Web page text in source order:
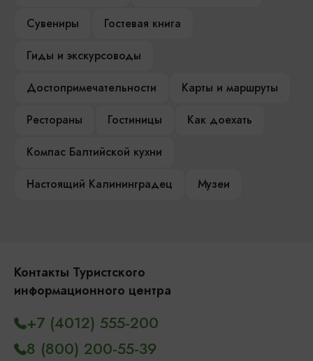
Сувениры
Гостевая книга
Гиды и экскурсоводы
Достопримечательности
Карты и маршруты
Рестораны
Гостиницы
Как доехать
Компас Балтийской кухни
Настоящий Калининградец
Музеи
Контакты Туристского
информационного центра
+7 (4012) 555-200
8 (800) 200-55-39